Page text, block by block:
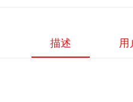
描述 用